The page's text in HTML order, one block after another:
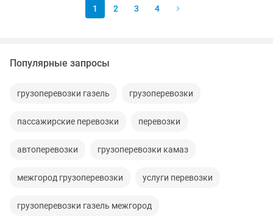
1 2 3 4
Популярные запросы
грузоперевозки газель грузоперевозки
пассажирские перевозки перевозки
автоперевозки грузоперевозки камаз
межгород грузоперевозки услуги перевозки
грузоперевозки газель межгород